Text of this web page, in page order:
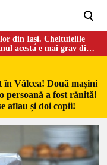
din Iași. Cheltuielile
acesta e mai grav din
în Vâlcea! Două mașini
persoană a fost rănită!
aflau și doi copii!